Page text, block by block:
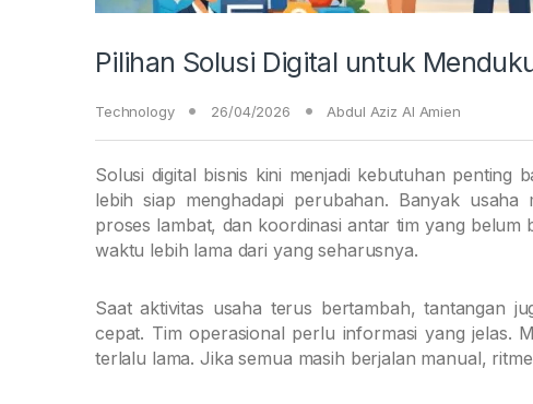
Pilihan Solusi Digital untuk
Technology 26/04/2026 Abdul Aziz Al Amien
Solusi digital bisnis kini menjadi kebutuhan penting
lebih siap menghadapi perubahan. Banyak
proses lambat, dan koordinasi antar tim yang
waktu lebih lama dari yang seharusnya.
Saat aktivitas usaha terus bertambah, tantangan
cepat. Tim operasional perlu informasi yang jelas.
terlalu lama. Jika semua masih berjalan manual,